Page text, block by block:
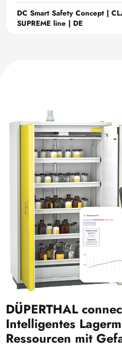
DC Smart Safety Concept |
SUPREME line | DE
DÜPERTHAL
Intelligentes
Ressourcen mit